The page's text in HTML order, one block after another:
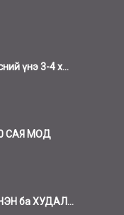
үнэ 3-4 х...
САЯ МОД
ба ХУДАЛ...